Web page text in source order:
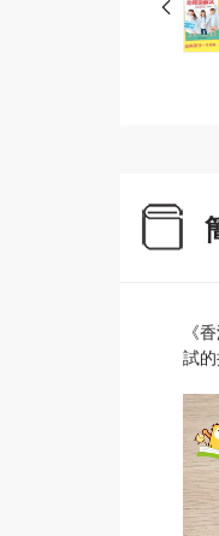
《
試的